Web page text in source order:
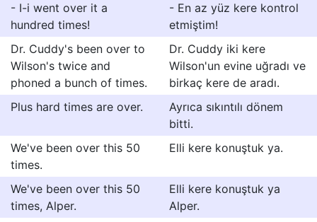
- I-i went over it a
hundred times!
- En az yüz kere kontrol
etmiştim!
Dr. Cuddy's been over to
Wilson's twice and
phoned a bunch of times.
Dr. Cuddy iki kere
Wilson'un evine uğradı ve
birkaç kere de aradı.
Plus hard times are over.
Ayrıca sıkıntılı dönem
bitti.
We've been over this 50
times.
Elli kere konuştuk ya.
We've been over this 50
times, Alper.
Elli kere konuştuk ya
Alper.